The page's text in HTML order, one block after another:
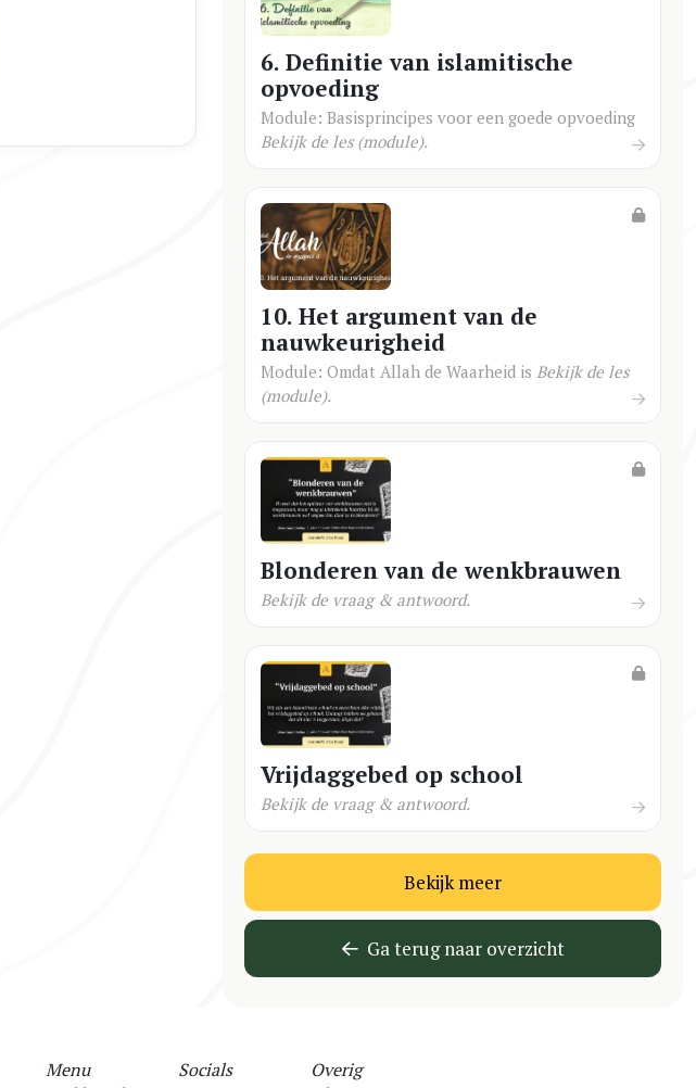
6. Definitie van islamitische
opvoeding
Module: Basisprincipes voor een goede opvoeding
Bekijk de les (module).
10. Het argument van de
nauwkeurigheid
Module: Omdat Allah de Waarheid is Bekijk de les
(module).
Blonderen van de wenkbrauwen
Bekijk de vraag & antwoord.
Vrijdaggebed op school
Bekijk de vraag & antwoord.
Bekijk meer
Ga terug naar overzicht
Menu Socials Overig